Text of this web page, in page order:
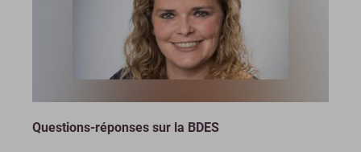
Questions-réponses sur la BDES